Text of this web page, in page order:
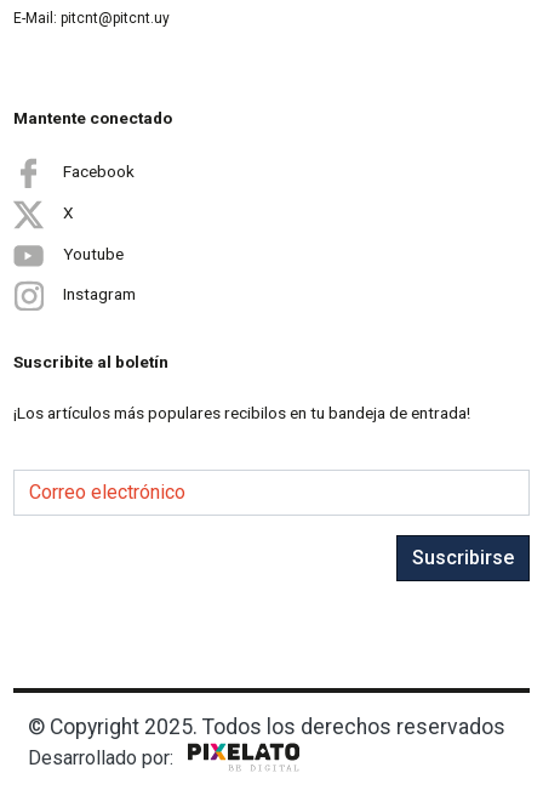
E-Mail: pitcnt@pitcnt.uy
Mantente conectado
Facebook
X
Youtube
Instagram
Suscribite al boletín
¡Los artículos más populares recibilos en tu bandeja de entrada!
Correo electrónico
Suscribirse
© Copyright 2025. Todos los derechos reservados
Desarrollado por: